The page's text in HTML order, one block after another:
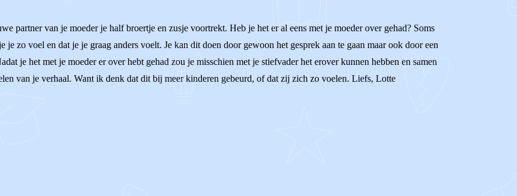
partner van je moeder je half broertje en zusje voortrekt. Heb je het er al eens met je moeder over gehad? Soms
zo voel en dat je je graag anders voelt. Je kan dit doen door gewoon het gesprek aan te gaan maar ook door een
je het met je moeder er over hebt gehad zou je misschien met je stiefvader het erover kunnen hebben en samen
van je verhaal. Want ik denk dat dit bij meer kinderen gebeurd, of dat zij zich zo voelen. Liefs, Lotte